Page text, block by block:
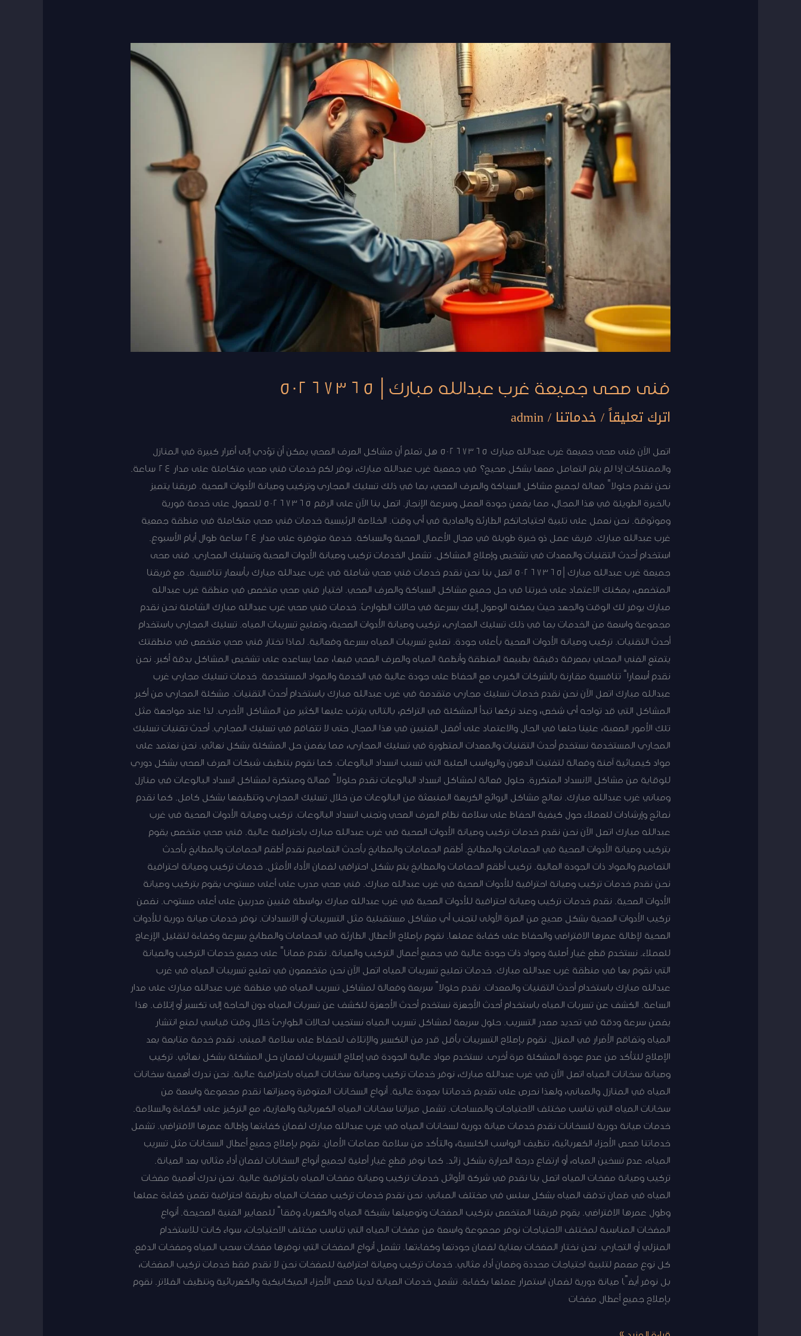
فنى صحى جميعة غرب عبدالله مبارك | 50267365
اترك تعليقاً/خدماتنا /
admin
اتصل الآن فنى صحى جميعة غرب عبدالله مبارك 50267365 هل تعلم أن مشاكل الصرف الصحي يمكن أن تؤدي إلى أضرار كبيرة في المنازل
والممتلكات إذا لم يتم التعامل معها بشكل صحيح؟ في جمعية غرب عبدالله مبارك، نوفر لكم خدمات فني صحي متكاملة على مدار 24 ساعة.
نحن نقدم حلولاً فعالة لجميع مشاكل السباكة والصرف الصحي، بما في ذلك تسليك المجاري وتركيب وصيانة الأدوات الصحية. فريقنا يتميز
بالخبرة الطويلة في هذا المجال، مما يضمن جودة العمل وسرعة الإنجاز. اتصل بنا الآن على الرقم 50267365 للحصول على خدمة فورية
وموثوقة. نحن نعمل على تلبية احتياجاتكم الطارئة والعادية في أي وقت. الخلاصة الرئيسية خدمات فني صحي متكاملة في منطقة جمعية
غرب عبدالله مبارك. فريق عمل ذو خبرة طويلة في مجال الأعمال الصحية والسباكة. خدمة متوفرة على مدار 24 ساعة طوال أيام الأسبوع.
استخدام أحدث التقنيات والمعدات في تشخيص وإصلاح المشاكل. تشمل الخدمات تركيب وصيانة الأدوات الصحية وتسليك المجاري. فنى صحى
جميعة غرب عبدالله مبارك |50267365 اتصل بنا نحن نقدم خدمات فني صحي شاملة في غرب عبدالله مبارك بأسعار تنافسية. مع فريقنا
المتخصص، يمكنك الاعتماد على خبرتنا في حل جميع مشاكل السباكة والصرف الصحي. اختيار فني صحي متخصص في منطقة غرب عبدالله
مبارك يوفر لك الوقت والجهد حيث يمكنه الوصول إليك بسرعة في حالات الطوارئ. خدمات فني صحي غرب عبدالله مبارك الشاملة نحن نقدم
مجموعة واسعة من الخدمات بما في ذلك تسليك المجاري، تركيب وصيانة الأدوات الصحية، وتصليح تسريبات المياه. تسليك المجاري باستخدام
أحدث التقنيات. تركيب وصيانة الأدوات الصحية بأعلى جودة. تصليح تسريبات المياه بسرعة وفعالية. لماذا تختار فني صحي متخصص في منطقتك
يتمتع الفني المحلي بمعرفة دقيقة بطبيعة المنطقة وأنظمة المياه والصرف الصحي فيها، مما يساعده على تشخيص المشاكل بدقة أكبر. نحن
نقدم أسعاراً تنافسية مقارنة بالشركات الكبرى مع الحفاظ على جودة عالية في الخدمة والمواد المستخدمة. خدمات تسليك مجاري غرب
عبدالله مبارك اتصل الآن نحن نقدم خدمات تسليك مجاري متقدمة في غرب عبدالله مبارك باستخدام أحدث التقنيات. مشكلة المجاري من أكبر
المشاكل التي قد تواجه أي شخص، وعند تركها تبدأ المشكلة في التراكم، بالتالي يترتب عليها الكثير من المشاكل الأخرى. لذا عند مواجهة مثل
تلك الأمور الصعبة، علينا حلها في الحال والاعتماد على أفضل الفنيين في هذا المجال حتى لا تتفاقم في تسليك المجاري. أحدث تقنيات تسليك
المجاري المستخدمة نستخدم أحدث التقنيات والمعدات المتطورة في تسليك المجاري، مما يضمن حل المشكلة بشكل نهائي. نحن نعتمد على
مواد كيميائية آمنة وفعالة لتفتيت الدهون والرواسب الصلبة التي تسبب انسداد البالوعات. كما نقوم بتنظيف شبكات الصرف الصحي بشكل دوري
للوقاية من مشاكل الانسداد المتكررة. حلول فعالة لمشاكل انسداد البالوعات نقدم حلولاً فعالة ومبتكرة لمشاكل انسداد البالوعات في منازل
ومباني غرب عبدالله مبارك. نعالج مشاكل الروائح الكريهة المنبعثة من البالوعات من خلال تسليك المجاري وتنظيفها بشكل كامل. كما نقدم
نصائح وإرشادات للعملاء حول كيفية الحفاظ على سلامة نظام الصرف الصحي وتجنب انسداد البالوعات. تركيب وصيانة الأدوات الصحية في غرب
عبدالله مبارك اتصل الآن نحن نقدم خدمات تركيب وصيانة الأدوات الصحية في غرب عبدالله مبارك باحترافية عالية. فني صحي متخصص يقوم
بتركيب وصيانة الأدوات الصحية في الحمامات والمطابخ. أطقم الحمامات والمطابخ بأحدث التصاميم نقدم أطقم الحمامات والمطابخ بأحدث
التصاميم والمواد ذات الجودة العالية. تركيب أطقم الحمامات والمطابخ يتم بشكل احترافي لضمان الأداء الأمثل. خدمات تركيب وصيانة احترافية
نحن نقدم خدمات تركيب وصيانة احترافية للأدوات الصحية في غرب عبدالله مبارك. فني صحي مدرب على أعلى مستوى يقوم بتركيب وصيانة
الأدوات الصحية. نقدم خدمات تركيب وصيانة احترافية للأدوات الصحية في غرب عبدالله مبارك بواسطة فنيين مدربين على أعلى مستوى. نضمن
تركيب الأدوات الصحية بشكل صحيح من المرة الأولى لتجنب أي مشاكل مستقبلية مثل التسريبات أو الانسدادات. نوفر خدمات صيانة دورية للأدوات
الصحية لإطالة عمرها الافتراضي والحفاظ على كفاءة عملها. نقوم بإصلاح الأعطال الطارئة في الحمامات والمطابخ بسرعة وكفاءة لتقليل الإزعاج
للعملاء. نستخدم قطع غيار أصلية ومواد ذات جودة عالية في جميع أعمال التركيب والصيانة. نقدم ضماناً على جميع خدمات التركيب والصيانة
التي نقوم بها في منطقة غرب عبدالله مبارك. خدمات تصليح تسريبات المياه اتصل الآن نحن متخصصون في تصليح تسريبات المياه في غرب
عبدالله مبارك باستخدام أحدث التقنيات والمعدات. نقدم حلولاً سريعة وفعالة لمشاكل تسريب المياه في منطقة غرب عبدالله مبارك على مدار
الساعة. الكشف عن تسربات المياه باستخدام أحدث الأجهزة نستخدم أحدث الأجهزة للكشف عن تسربات المياه دون الحاجة إلى تكسير أو إتلاف. هذا
يضمن سرعة ودقة في تحديد مصدر التسريب. حلول سريعة لمشاكل تسريب المياه نستجيب لحالات الطوارئ خلال وقت قياسي لمنع انتشار
المياه وتفاقم الأضرار في المنزل. نقوم بإصلاح التسريبات بأقل قدر من التكسير والإتلاف للحفاظ على سلامة المبنى. نقدم خدمة متابعة بعد
الإصلاح للتأكد من عدم عودة المشكلة مرة أخرى. نستخدم مواد عالية الجودة في إصلاح التسريبات لضمان حل المشكلة بشكل نهائي. تركيب
وصيانة سخانات المياه اتصل الآن في غرب عبدالله مبارك، نوفر خدمات تركيب وصيانة سخانات المياه باحترافية عالية. نحن ندرك أهمية سخانات
المياه في المنازل والمباني، ولهذا نحرص على تقديم خدماتنا بجودة عالية. أنواع السخانات المتوفرة وميزاتها نقدم مجموعة واسعة من
سخانات المياه التي تناسب مختلف الاحتياجات والمساحات. تشمل ميزاتنا سخانات المياه الكهربائية والغازية، مع التركيز على الكفاءة والسلامة.
خدمات صيانة دورية للسخانات نقدم خدمات صيانة دورية لسخانات المياه في غرب عبدالله مبارك لضمان كفاءتها وإطالة عمرها الافتراضي. تشمل
خدماتنا فحص الأجزاء الكهربائية، تنظيف الرواسب الكلسية، والتأكد من سلامة صمامات الأمان. نقوم بإصلاح جميع أعطال السخانات مثل تسريب
المياه، عدم تسخين المياه، أو ارتفاع درجة الحرارة بشكل زائد. كما نوفر قطع غيار أصلية لجميع أنواع السخانات لضمان أداء مثالي بعد الصيانة.
تركيب وصيانة مضخات المياه اتصل بنا نقدم في شركة الأوائل خدمات تركيب وصيانة مضخات المياه باحترافية عالية. نحن ندرك أهمية مضخات
المياه في ضمان تدفق المياه بشكل سلس في مختلف المباني. نحن نقدم خدمات تركيب مضخات المياه بطريقة احترافية تضمن كفاءة عملها
وطول عمرها الافتراضي. يقوم فريقنا المتخصص بتركيب المضخات وتوصيلها بشبكة المياه والكهرباء وفقاً للمعايير الفنية الصحيحة. أنواع
المضخات المناسبة لمختلف الاحتياجات نوفر مجموعة واسعة من مضخات المياه التي تناسب مختلف الاحتياجات، سواء كانت للاستخدام
المنزلي أو التجاري. نحن نختار المضخات بعناية لضمان جودتها وكفاءتها. تشمل أنواع المضخات التي نوفرها مضخات سحب المياه ومضخات الدفع.
كل نوع مصمم لتلبية احتياجات محددة وضمان أداء مثالي. خدمات تركيب وصيانة احترافية للمضخات نحن لا نقدم فقط خدمات تركيب المضخات،
بل نوفر أيضًا صيانة دورية لضمان استمرار عملها بكفاءة. تشمل خدمات الصيانة لدينا فحص الأجزاء الميكانيكية والكهربائية وتنظيف الفلاتر. نقوم
بإصلاح جميع أعطال مضخات
جميعة
غرب
عبدالله
50267365